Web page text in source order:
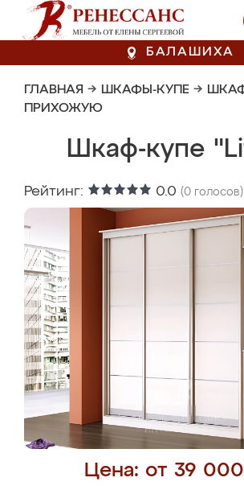
БАЛАШИХА
ГЛАВНАЯ → ШКАФЫ-КУПЕ →
ПРИХОЖУЮ
Шкаф-купе
Рейтинг: 0.0 (0 голосов)
Цена: от 39